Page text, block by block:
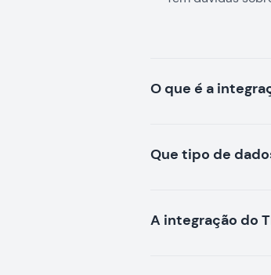
O que é a
Que tipo de
A integração do